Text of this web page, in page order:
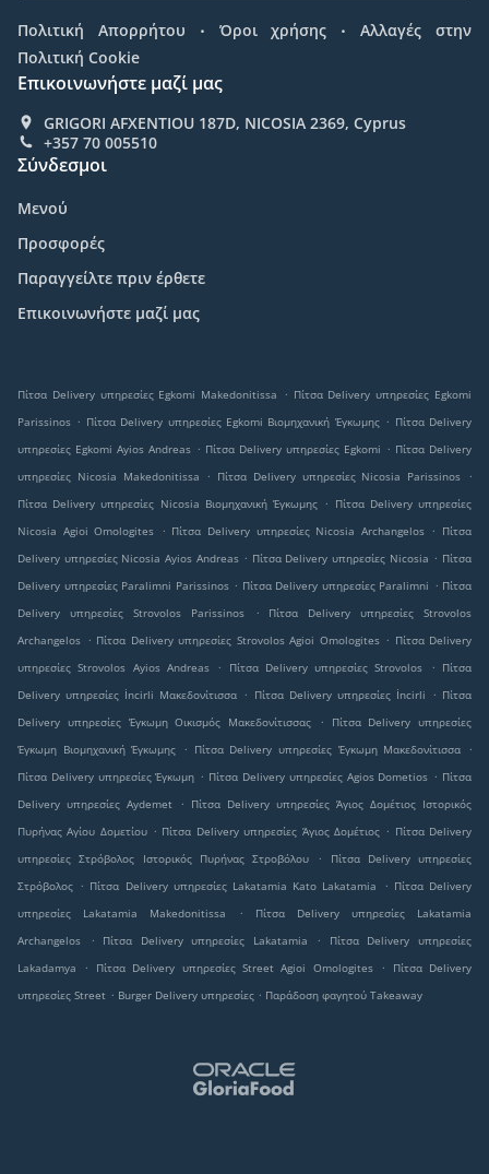
Πολιτική Απορρήτου . Όροι χρήσης .
Αλλαγές στην
Πολιτική Cookie
Επικοινωνήστε μαζί μας
GRIGORI AFXENTIOU 187D, NICOSIA 2369, Cyprus
+357 70 005510
Σύνδεσμοι
Μενού
Προσφορές
Παραγγείλτε πριν έρθετε
Επικοινωνήστε μαζί μας
Πίτσα Delivery υπηρεσίες Egkomi Makedonitissa . Πίτσα Delivery υπηρεσίες Egkomi
Parissinos . Πίτσα Delivery υπηρεσίες Egkomi Βιομηχανική Έγκωμης . Πίτσα Delivery
υπηρεσίες Egkomi Ayios Andreas . Πίτσα Delivery υπηρεσίες Egkomi . Πίτσα Delivery
υπηρεσίες Nicosia Makedonitissa
. Πίτσα Delivery υπηρεσίες Nicosia Parissinos
.
Πίτσα Delivery υπηρεσίες Nicosia Βιομηχανική Έγκωμης . Πίτσα Delivery υπηρεσίες
Nicosia Agioi Omologites
. Πίτσα Delivery υπηρεσίες Nicosia Archangelos . Πίτσα
Delivery υπηρεσίες Nicosia Ayios Andreas . Πίτσα Delivery υπηρεσίες Nicosia . Πίτσα
Delivery υπηρεσίες Paralimni Parissinos . Πίτσα Delivery υπηρεσίες Paralimni . Πίτσα
Delivery υπηρεσίες Strovolos Parissinos
.
Πίτσα Delivery υπηρεσίες Strovolos
Archangelos . Πίτσα Delivery υπηρεσίες Strovolos Agioi Omologites . Πίτσα Delivery
υπηρεσίες Strovolos Ayios Andreas
. Πίτσα Delivery υπηρεσίες Strovolos . Πίτσα
Delivery υπηρεσίες İncirli Μακεδονίτισσα . Πίτσα Delivery υπηρεσίες İncirli . Πίτσα
Delivery υπηρεσίες Έγκωμη Οικισμός Μακεδονίτισσας
.
Πίτσα Delivery υπηρεσίες
Έγκωμη Βιομηχανική Έγκωμης
. Πίτσα Delivery υπηρεσίες Έγκωμη Μακεδονίτισσα
.
Πίτσα Delivery υπηρεσίες Έγκωμη . Πίτσα Delivery υπηρεσίες Agios Dometios . Πίτσα
Delivery υπηρεσίες Aydemet
. Πίτσα Delivery υπηρεσίες Άγιος Δομέτιος Ιστορικός
Πυρήνας Αγίου Δομετίου . Πίτσα Delivery υπηρεσίες Άγιος Δομέτιος . Πίτσα Delivery
υπηρεσίες Στρόβολος Ιστορικός Πυρήνας Στροβόλου
.
Πίτσα Delivery υπηρεσίες
Στρόβολος . Πίτσα Delivery υπηρεσίες Lakatamia Kato Lakatamia . Πίτσα Delivery
υπηρεσίες Lakatamia Makedonitissa
.
Πίτσα Delivery υπηρεσίες Lakatamia
Archangelos
. Πίτσα Delivery υπηρεσίες Lakatamia .
Πίτσα Delivery υπηρεσίες
Lakadamya
. Πίτσα Delivery υπηρεσίες Street Agioi Omologites .
Πίτσα Delivery
υπηρεσίες Street . Burger Delivery υπηρεσίες . Παράδοση φαγητού Takeaway